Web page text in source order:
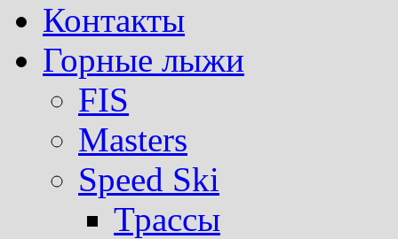
Контакты
Горные лыжи
FIS
Masters
Speed Ski
Трассы